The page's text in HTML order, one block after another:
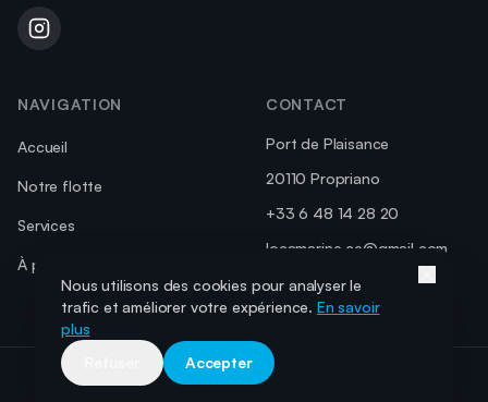
NAVIGATION
Accueil
Notre flotte
Services
À propos
CONTACT
Port de Plaisance
20110 Propriano
+33 6 48 14 28 20
locamarine.ce@gmail.com
©2026Locamarine. Tous droits réservés.
Nous utilisons des cookies pour analyser le
trafic et améliorer votre expérience. En savoir
plus
Accepter